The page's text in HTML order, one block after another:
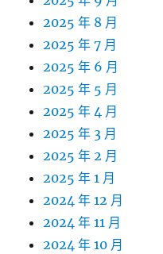
2025 年 8 月
2025 年 7 月
2025 年 6 月
2025 年 5 月
2025 年 4 月
2025 年 3 月
2025 年 2 月
2025 年 1 月
2024 年 12 月
2024 年 11 月
2024 年 10 月